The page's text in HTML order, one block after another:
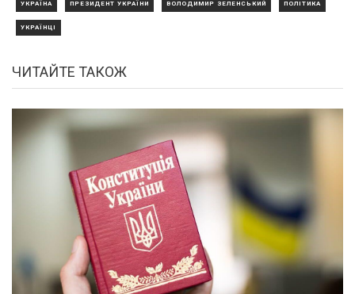
УКРАЇНА ПРЕЗИДЕНТ УКРАЇНИ ВОЛОДИМИР ЗЕЛЕНСЬКИЙ ПОЛІТИКА
УКРАЇНЦІ
ЧИТАЙТЕ ТАКОЖ